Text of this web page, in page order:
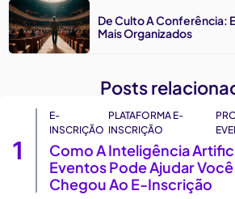
De Culto A Conferência:
Mais Organizados
Posts
1
E-
INSCRIÇÃO
PLATAFORMA E-
INSCRIÇÃO
Como A Inteligência
Eventos Pode Ajudar
Chegou Ao E-Inscrição